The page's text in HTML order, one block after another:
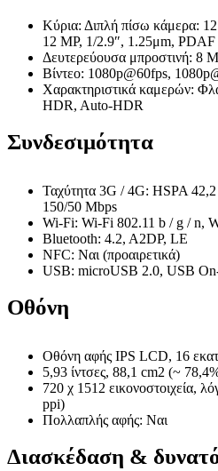
Κύρια: Διπλή πίσω κάμερα:
12 MP, 1/2.9″, 1.25μm, PDAF
Δευτερεύουσα μπροστινή: 8
Βίντεο: 1080p@60fps,
Χαρακτηριστικά καμερών:
HDR, Auto-HDR
Συνδεσιμότητα
Ταχύτητα 3G / 4G: HSPA
150/50 Mbps
Wi-Fi: Wi-Fi 802.11 b / g / n,
Bluetooth: 4.2, A2DP, LE
NFC: Ναι (προαιρετικά)
USB: microUSB 2.0, USB
Οθόνη
Οθόνη αφής IPS LCD, 16
5,93 ίντσες, 88,1 cm2 (~
720 χ 1512 εικονοστοιχεία,
ppi)
Πολλαπλής αφής: Ναι
Διασκέδαση &